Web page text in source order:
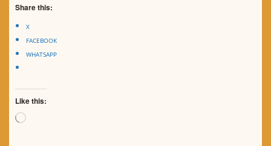
Share this:
X
FACEBOOK
WHATSAPP
Like this:
Loading…